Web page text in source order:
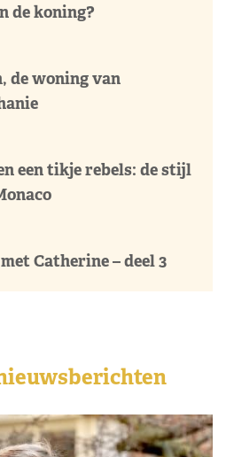
de koning?
de woning van
een tikje rebels: de stijl
Catherine – deel 3